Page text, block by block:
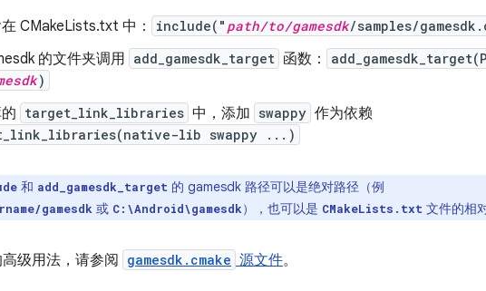
CMakeLists.txt 中：
include(" path/to/gamesdk/samples/
的文件夹调用 add_gamesdk_target 函数：
)
target_link_libraries 中，添加 swappy 作为依赖
lib swappy ...)
和 add_gamesdk_target 的 gamesdk 路径可以是绝对路径（例
gamesdk 或 C:\Android\gamesdk），也可以是 CMakeLists.txt 文件的相
级用法，请参阅 gamesdk.cmake 源文件。